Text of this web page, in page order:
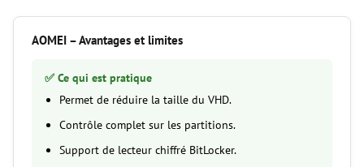
AOMEI – Avantages et limites
✅ Ce qui est pratique
Permet de réduire la taille du VHD.
Contrôle complet sur les partitions.
Support de lecteur chiffré BitLocker.